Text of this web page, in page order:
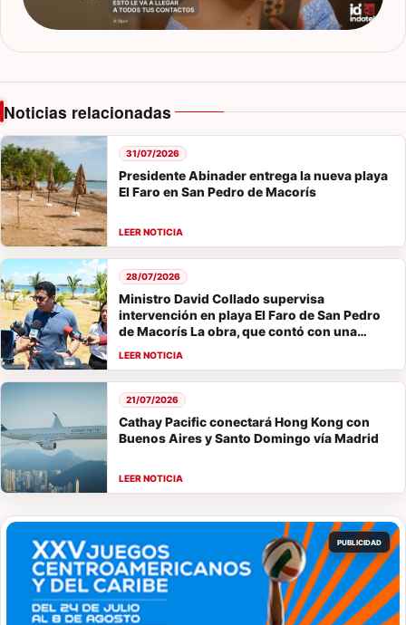
Noticias relacionadas
Presidente Abinader entrega la nueva playa
El Faro en San Pedro de Macorís
31/07/2026
Ministro David Collado supervisa
intervención en playa El Faro de San Pedro
de Macorís La obra, que contó con una
inversión de 67,000,000 de pesos, será
28/07/2026
Cathay Pacific conectará Hong Kong con
Buenos Aires y Santo Domingo vía Madrid
21/07/2026